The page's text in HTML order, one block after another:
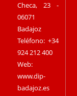
Checa, 23 -
06071
Badajoz
Teléfono: +34
924 212 400
Web:
www.dip-
badajoz.es